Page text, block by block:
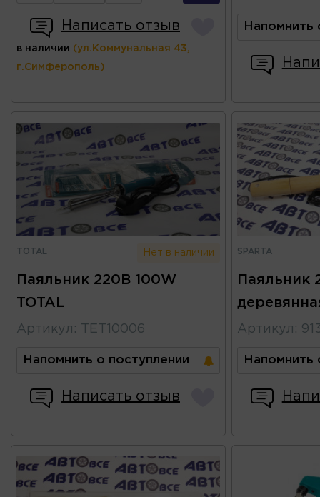
Написать отзыв
в наличии (ул.Коммунальная 43,
г.Симферополь)
Напомнить
TOTAL Нет в наличии
Паяльник 220В 100W
TOTAL
Артикул : TET10006
Напомнить о поступлении
Написать отзыв
SPARTA
Паяльник
Артикул :
Напомнить